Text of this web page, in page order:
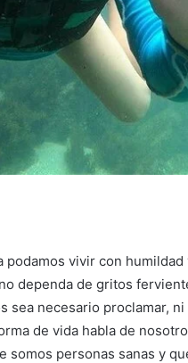
vivir con
dependa de gritos
sea necesario proclamar,
de vida habla de
somos personas sanas y